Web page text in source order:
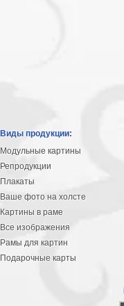
Виды продукции:
Модульные картины
Репродукции
Плакаты
Ваше фото на холсте
Картины в раме
Все изображения
Рамы для картин
Подарочные карты